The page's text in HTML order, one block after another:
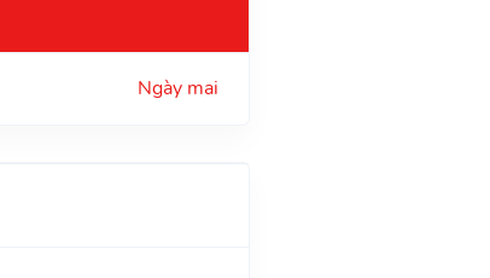
Ngày mai